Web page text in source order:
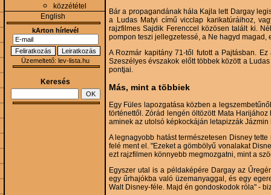
közzététel
English
kArton hírlevél
Üzemeltető: lev-lista.hu
Keresés
Bár a propagandának hála Kajla lett Dargay
a Ludas Matyi című vicclap karikatúráihoz,
rajzfilmes Sajdik Ferenccel közösen talált ki.
pompon teszi jellegzetessé, a Ne hagyd
A Rozmár kapitány 71-től futott a Pajtásban.
Szeszélyes évszakok előtt többek között a
pontjai.
Más, mint a többiek
Egy Füles lapozgatása közben a
történettől. Zórád lengén öltözött Mata
aminek az utolsó képkockáján letapizzák Jázmin
A legnagyobb hatást természetesen Disney
felé ment el. "Ezeket a gömbölyű vonalakat
ezt rajzfilmen könnyebb megmozgatni, mint a
Egyszer utal is a példaképére Dargay az
egy űrhajókba való üzemanyaggal, és egy
Walt Disney-féle. Majd én gondoskodok róla" -